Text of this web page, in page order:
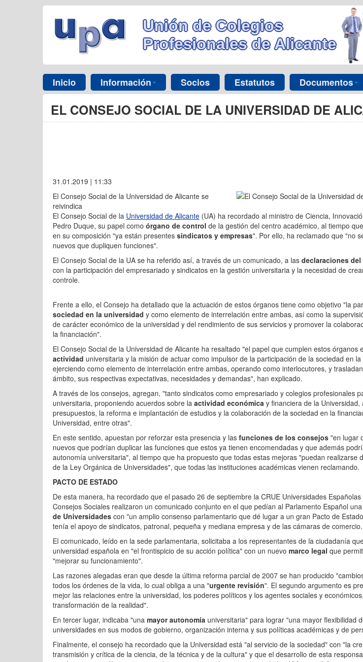
Unión de Colegios
Profesionales de Alicante
Inicio Información Socios Estatutos Documentos
EL CONSEJO SOCIAL DE LA UNIVERSIDAD DE
31.01.2019 | 11:33
El Consejo Social de la Universidad de Alicante se
reivindica
El Consejo Social de la Universidad de Alicante (UA) ha recordado al ministro de Ciencia,
Pedro Duque, su papel como órgano de control de la gestión del centro académico, al tiempo
en su composición "ya están presentes sindicatos y empresas". Por ello, ha reclamado que "no
nuevos que dupliquen funciones".
El Consejo Social de la UA se ha referido así, a través de un comunicado, a las declaraciones
con la participación del empresariado y sindicatos en la gestión universitaria y la necesidad de
controle.
Frente a ello, el Consejo ha detallado que la actuación de estos órganos tiene como objetivo "la
sociedad en la universidad y como elemento de interrelación entre ambas, así como la
de carácter económico de la universidad y del rendimiento de sus servicios y promover la
la financiación".
El Consejo Social de la Universidad de Alicante ha resaltado "el papel que cumplen estos órganos
actividad universitaria y la misión de actuar como impulsor de la participación de la sociedad en
ejerciendo como elemento de interrelación entre ambas, operando como interlocutores, y
ámbito, sus respectivas expectativas, necesidades y demandas", han explicado.
A través de los consejos, agregan, "tanto sindicatos como empresariado y colegios profesionales
universitaria, proponiendo acuerdos sobre la actividad económica y financiera de la Universidad,
presupuestos, la reforma e implantación de estudios y la colaboración de la sociedad en la
Universidad, entre otras".
En este sentido, apuestan por reforzar esta presencia y las funciones de los consejos "en lugar
nuevos que podrían duplicar las funciones que estos ya tienen encomendadas y que además
autonomía universitaria", al tiempo que ha propuesto que todas estas mejoras "puedan realizarse
de la Ley Orgánica de Universidades", que todas las instituciones académicas vienen reclamando.
PACTO DE ESTADO
De esta manera, ha recordado que el pasado 26 de septiembre la CRUE Universidades
Consejos Sociales realizaron un comunicado conjunto en el que pedían al Parlamento Español una
de Universidades con "un amplio consenso parlamentario que dé lugar a un gran Pacto de
tenía el apoyo de sindicatos, patronal, pequeña y mediana empresa y de las cámaras de comercio.
El comunicado, leído en la sede parlamentaria, solicitaba a los representantes de la ciudadanía
universidad española en "el frontispicio de su acción política" con un nuevo marco legal que
"mejorar su funcionamiento".
Las razones alegadas eran que desde la última reforma parcial de 2007 se han producido
todos los órdenes de la vida, lo cual obliga a una "urgente revisión". El segundo argumento es
mejor las relaciones entre la universidad, los poderes políticos y los agentes sociales y
transformación de la realidad".
En tercer lugar, indicaba "una mayor autonomía universitaria" para lograr "una mayor flexibilidad
universidades en sus modos de gobierno, organización interna y sus políticas académicas y de
Finalmente, el consejo ha recordado que la Universidad está "al servicio de la sociedad" con "la
transmisión y crítica de la ciencia, de la técnica y de la cultura" y que el desarrollo de esta